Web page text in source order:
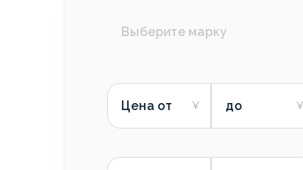
Выберите марку
Цена от до